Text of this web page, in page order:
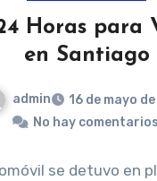
Horas para
en Santiago
admin
16 de mayo
No hay comentarios
se detuvo en